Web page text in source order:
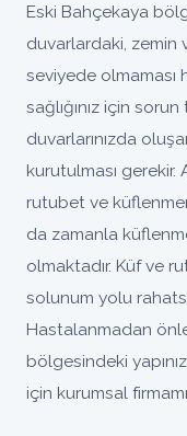
Eski Bahçekaya
duvarlardaki, zemin
seviyede olmaması
sağlığınız için
duvarlarınızda
kurutulması gerekir.
rutubet ve
da zamanla
olmaktadır. Küf ve
solunum yolu
Hastalanmadan
bölgesindeki
için kurumsal